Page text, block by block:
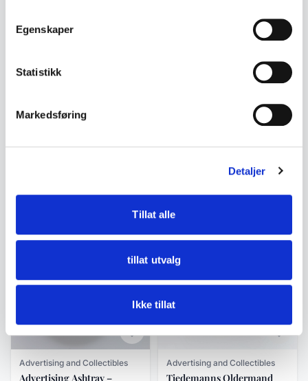
Egenskaper
Statistikk
Markedsføring
Detaljer
Tillat alle
tillat utvalg
Ikke tillat
Vintage advertising box,
Vintage Stabburet
advertising tin – Stabburet
«Dopey» ca. 1940–50
Advertising and Collectibles
Advertising Ashtray –
Advertising and Collectibles
Tiedemanns Oldermand